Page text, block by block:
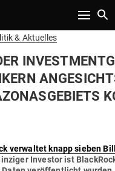
Toggle
& Aktuelles
ver­waltet knapp sieben
Investor ist